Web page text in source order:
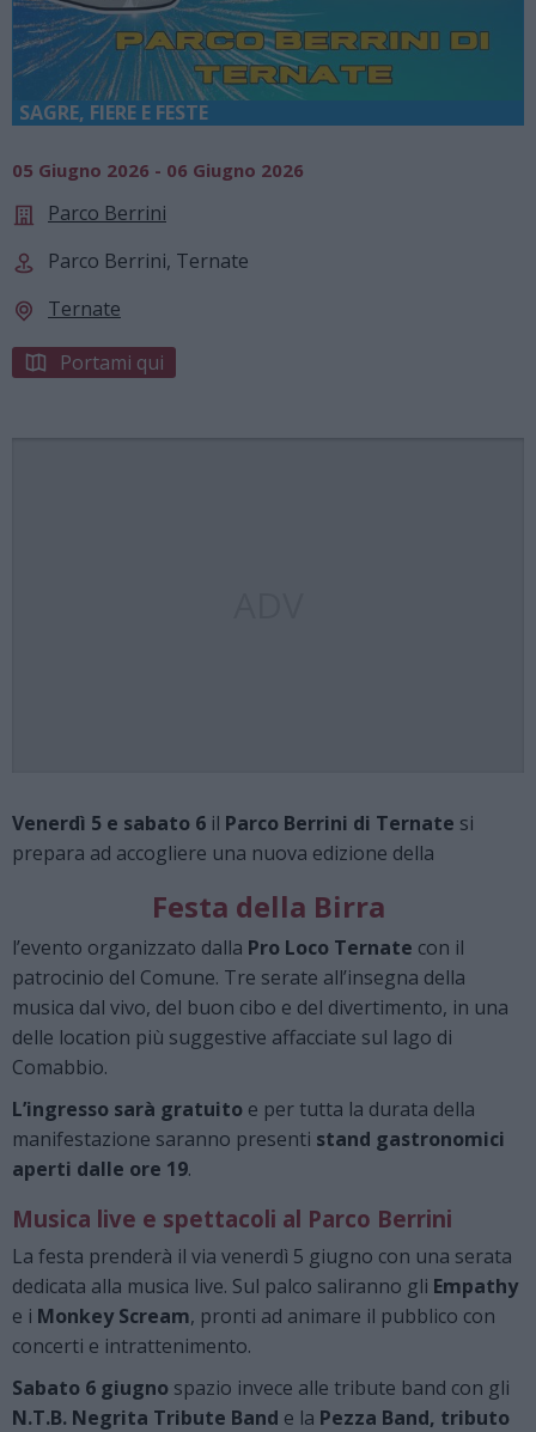
SAGRE, FIERE E FESTE
05 Giugno 2026 - 06 Giugno 2026
Parco Berrini
Parco Berrini, Ternate
Ternate
Portami qui
Venerdì 5 e sabato 6 il Parco Berrini di Ternate si
prepara ad accogliere una nuova edizione della
Festa della Birra
l’evento organizzato dalla Pro Loco Ternate con il
patrocinio del Comune. Tre serate all’insegna della
musica dal vivo, del buon cibo e del divertimento, in una
delle location più suggestive affacciate sul lago di
Comabbio.
L’ingresso sarà gratuito e per tutta la durata della
manifestazione saranno presenti stand gastronomici
aperti dalle ore 19.
Musica live e spettacoli al Parco Berrini
La festa prenderà il via venerdì 5 giugno con una serata
dedicata alla musica live. Sul palco saliranno gli Empathy
e i Monkey Scream, pronti ad animare il pubblico con
concerti e intrattenimento.
Sabato 6 giugno spazio invece alle tribute band con gli
N.T.B. Negrita Tribute Band e la Pezza Band, tributo